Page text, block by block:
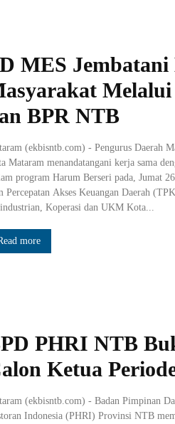
MES
BPR NTB
(ekbisntb.com) - Pengurus Daerah
Mataram menandatangani kerja sama
program Harum Berseri pada, Jumat
Percepatan Akses Keuangan Daerah
Koperasi dan UKM Kota...
more
PHRI NTB
Ketua
(ekbisntb.com) - Badan Pimpinan
Indonesia (PHRI) Provinsi NTB